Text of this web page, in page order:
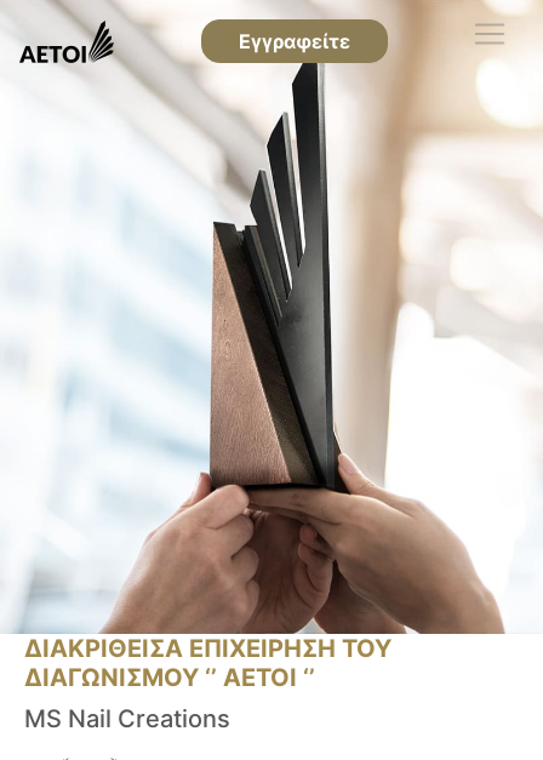
Εγγραφείτε
ΔΙΑΚΡΙΘΕΙΣΑ ΕΠΙΧΕΙΡΗΣΗ ΤΟΥ
ΔΙΑΓΩΝΙΣΜΟΥ ‘’ ΑΕΤΟΙ ‘’
MS Nail Creations